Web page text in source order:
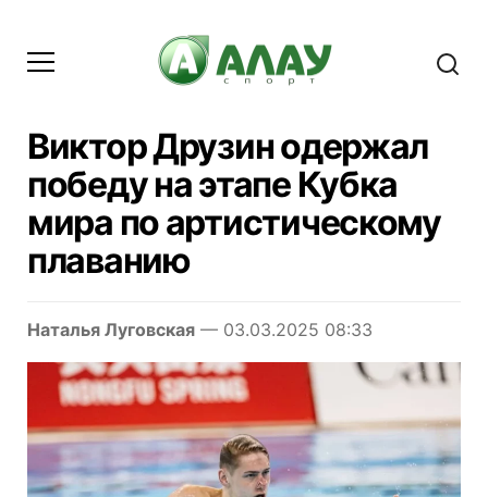
Виктор Друзин одержал
победу на этапе Кубка
мира по артистическому
плаванию
Наталья Луговская — 03.03.2025 08:33